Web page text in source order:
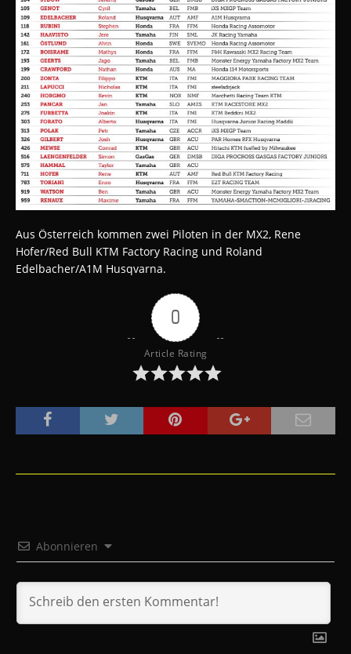
Aus Österreich kommen zwei Piloten in der MX2, Rene
Hofer/Red Bull KTM Factory Racing und Roland
Edelbacher/A1M Husqvarna.
0
Article Rating
Abonnieren